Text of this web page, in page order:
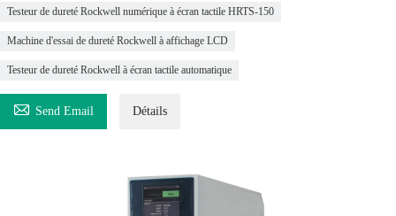
Testeur de dureté Rockwell numérique à écran tactile HRTS-150
Machine d'essai de dureté Rockwell à affichage LCD
Testeur de dureté Rockwell à écran tactile automatique
 Send Email Détails